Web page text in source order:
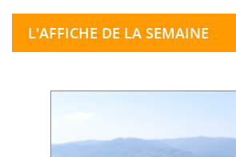
L'AFFICHE DE LA SEMAINE